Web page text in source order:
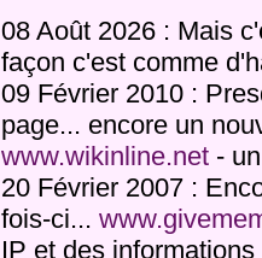
08 Août 2026 : Mais
façon c'est comme
09 Février 2010 :
page... encore un
www.wikinline.net -
20 Février 2007 :
fois-ci...
IP et des